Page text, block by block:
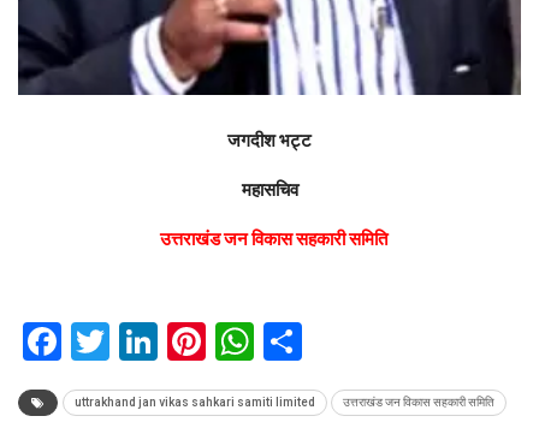
जगदीश भट्ट
महासचिव
उत्तराखंड जन विकास सहकारी समिति
Facebook
Twitter
LinkedIn
Pinterest
WhatsApp
uttrakhand jan vikas sahkari samiti limited उत्तराखंड जन विकास सहकारी समिति